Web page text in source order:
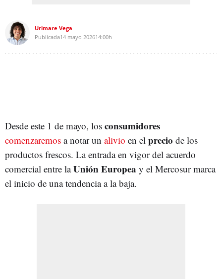
Urimare Vega
Publicada14 mayo 202614:00h
Desde este 1 de mayo, los consumidores
comenzaremos a notar un alivio en el precio de los
productos frescos. La entrada en vigor del acuerdo
comercial entre laUnión Europea y el Mercosur marca
el inicio de una tendencia a la baja.